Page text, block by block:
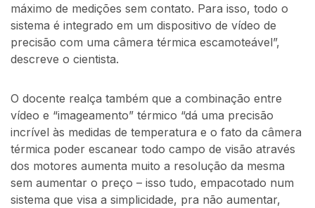
máximo de medições sem contato. Para isso, todo o
sistema é integrado em um dispositivo de vídeo de
precisão com uma câmera térmica escamoteável”,
descreve o cientista.
O docente realça também que a combinação entre
vídeo e “imageamento” térmico “dá uma precisão
incrível às medidas de temperatura e o fato da câmera
térmica poder escanear todo campo de visão através
dos motores aumenta muito a resolução da mesma
sem aumentar o preço – isso tudo, empacotado num
sistema que visa a simplicidade, pra não aumentar,